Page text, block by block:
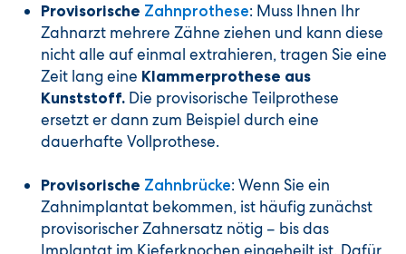
Provisorische Zahnprothese: Muss Ihnen Ihr
Zahnarzt mehrere Zähne ziehen und kann diese
nicht alle auf einmal extrahieren, tragen Sie eine
Zeit lang eine Klammerprothese aus
Kunststoff. Die provisorische Teilprothese
ersetzt er dann zum Beispiel durch eine
dauerhafte Vollprothese.
Provisorische Zahnbrücke: Wenn Sie ein
Zahnimplantat bekommen, ist häufig zunächst
provisorischer Zahnersatz nötig – bis das